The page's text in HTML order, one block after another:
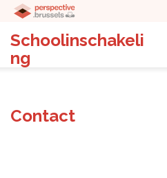
Schoolinschakeli
ng
Contact